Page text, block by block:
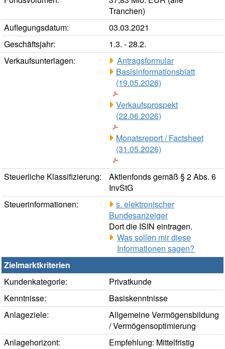
Tranchen)
Auflegungsdatum:
03.03.2021
Geschäftsjahr:
1.3. - 28.2.
Verkaufsunterlagen:
Antragsformular
Basisinformationsblatt
(19.05.2026)
Verkaufsprospekt
(22.06.2026)
Monatsreport / Factsheet
(31.05.2026)
Steuerliche Klassifizierung:
Aktienfonds gemäß § 2 Abs. 6
InvStG
Steuerinformationen:
s. elektronischer
Bundesanzeiger
Dort die ISIN eintragen.
Was sollen mir diese
Informationen sagen?
Zielmarktkriterien
Kundenkategorie:
Privatkunde
Kenntnisse:
Basiskenntnisse
Anlageziele:
Allgemeine Vermögensbildung
/ Vermögensoptimierung
Anlagehorizont:
Empfehlung: Mittelfristig